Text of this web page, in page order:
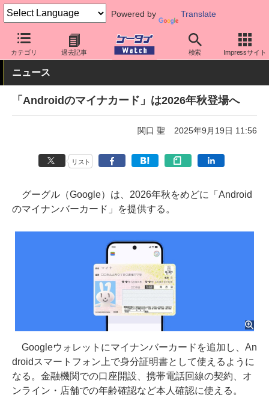
Powered by Translate
カテゴリ 過去記事 検索 Impressサイト
ケータイ Watch アプリ・サービス その他
ニュース
「Androidのマイナカード」は2026年秋登場へ
関口 聖 2025年9月19日 11:56
リスト
グーグル（Google）は、2026年秋をめどに「Android
のマイナンバーカード」を提供する。
Googleウォレットにマイナンバーカードを追加し、An
droidスマートフォン上で身分証明書として使えるように
なる。金融機関での口座開設、携帯電話回線の契約、オ
ンライン・店舗での年齢確認など本人確認に使える。